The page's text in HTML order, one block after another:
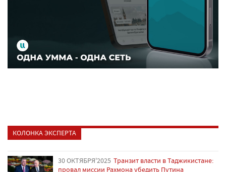
КОЛОНКА ЭКСПЕРТА
30 ОКТЯБРЯ'2025 Транзит власти в Таджикистане:
провал миссии Рахмона убедить Путина